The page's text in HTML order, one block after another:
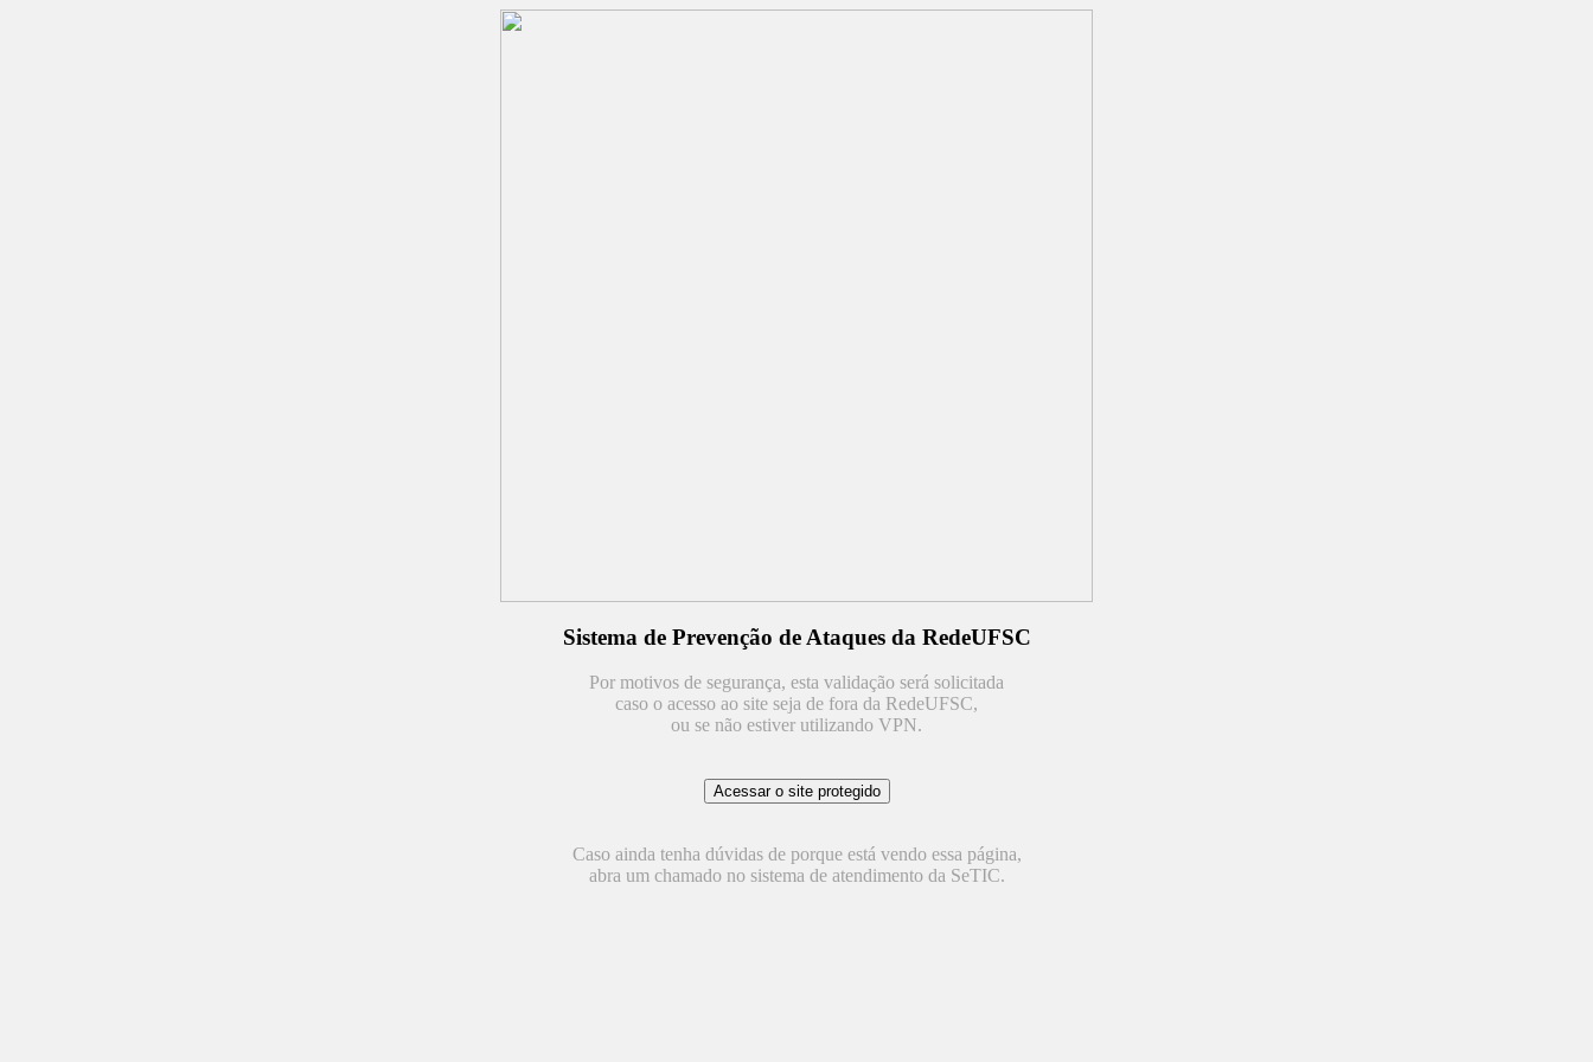
Sistema de Prevenção de Ataques da RedeUFSC
Por motivos de segurança, esta validação será solicitada
caso o acesso ao site seja de fora da RedeUFSC,
ou se não estiver utilizando VPN.
Caso ainda tenha dúvidas de porque está vendo essa página,
abra um chamado no sistema de atendimento da SeTIC.